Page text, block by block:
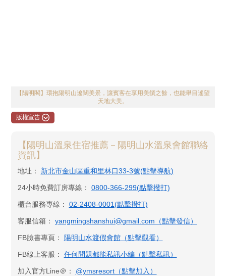
【陽明閣】環抱陽明山遼闊美景，讓賓客在享用美饌之餘，也能舉目遙望
天地大美。
版權宣告
【陽明山溫泉住宿推薦－陽明山水溫泉會館聯絡
資訊】
地址： 新北市金山區重和里林口33-3號(點擊導航)
24小時免費訂房專線： 0800-366-299(點擊撥打)
櫃台服務專線： 02-2408-0001(點擊撥打)
客服信箱： yangmingshanshui@gmail.com（點擊發信）
FB臉書專頁： 陽明山水渡假會館​（點擊觀看）
FB線上客服： 任何問題都能私訊小編（點擊私訊）
加入官方Line＠： @ymsresort（點擊加入）